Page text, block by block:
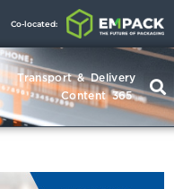
Co-located:
Transport & Delivery
Content 365